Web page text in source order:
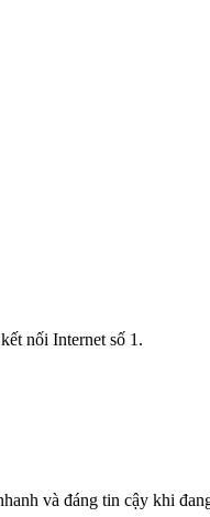
nối Internet số 1.
và đáng tin cậy khi